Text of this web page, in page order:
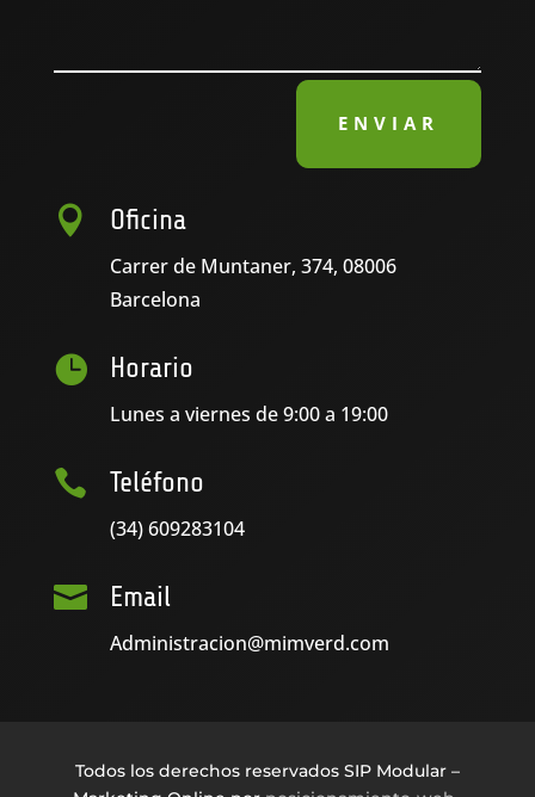
ENVIAR
 Oficina
Carrer de Muntaner, 374, 08006
Barcelona
 Horario
Lunes a viernes de 9:00 a 19:00
 Teléfono
(34) 609283104
 Email
Administracion@mimverd.com
Todos los derechos reservados SIP Modular –